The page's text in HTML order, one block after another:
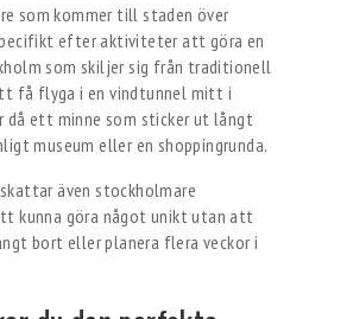
som kommer till staden över
efter aktiviteter att göra en
som skiljer sig från traditionell
få flyga i en vindtunnel mitt i
då ett minne som sticker ut långt
museum eller en shoppingrunda.
även stockholmare
kunna göra något unikt utan att
bort eller planera flera veckor i